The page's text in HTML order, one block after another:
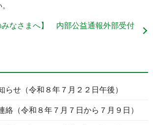
みなさまへ】 内部公益通報外部受付
らせ（令和８年７月２２日午後）
絡（令和８年７月７日から７月９日）